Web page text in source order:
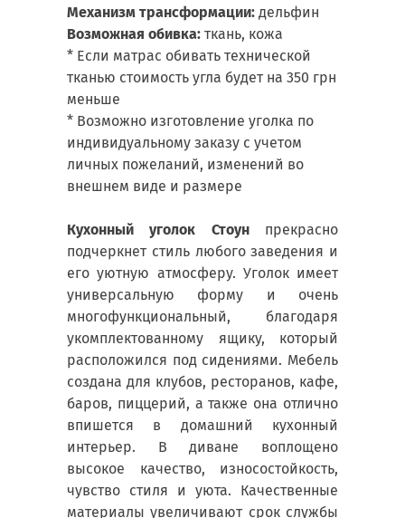
Механизм трансформации: дельфин
Возможная обивка: ткань, кожа
* Если матрас обивать технической
тканью стоимость угла будет на 350 грн
меньше
* Возможно изготовление уголка по
индивидуальному заказу с учетом
личных пожеланий, изменений во
внешнем виде и размере
Кухонный уголок Стоунпрекрасно
подчеркнет стиль любого заведения и
его уютную атмосферу. Уголок имеет
универсальную форму и очень
многофункциональный, благодаря
укомплектованному ящику, который
расположился под сидениями. Мебель
создана для клубов, ресторанов, кафе,
баров, пиццерий, а также она отлично
впишется в домашний кухонный
интерьер. В диване воплощено
высокое качество, износостойкость,
чувство стиля и уюта. Качественные
материалы увеличивают срок службы